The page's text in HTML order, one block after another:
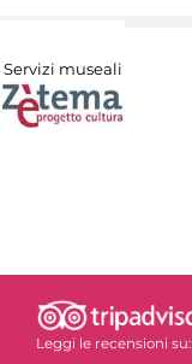
Servizi museali
Leggi le recensioni su: